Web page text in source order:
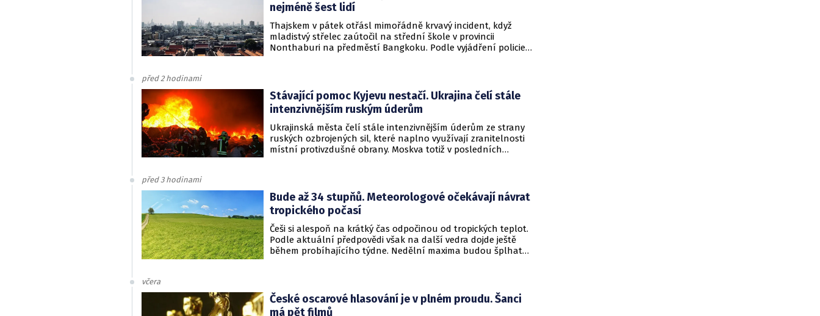
nejméně šest lidí
Thajskem v pátek otřásl mimořádně krvavý incident, když
mladistvý střelec zaútočil na střední škole v provincii
Nonthaburi na předměstí Bangkoku. Podle vyjádření policie
před 2 hodinami
Stávající pomoc Kyjevu nestačí. Ukrajina čelí stále
intenzivnějším ruským úderům
Ukrajinská města čelí stále intenzivnějším úderům ze strany
ruských ozbrojených sil, které naplno využívají zranitelnosti
místní protivzdušné obrany. Moskva totiž v posledních
obyvatelstvu dává jen pramalou šanci se včas ukrýt.
před 3 hodinami
Bude až 34 stupňů. Meteorologové očekávají návrat
tropického počasí
Češi si alespoň na krátký čas odpočinou od tropických teplot.
Podle aktuální předpovědi však na další vedra dojde ještě
během probíhajícího týdne. Nedělní maxima budou šplhat
včera
České oscarové hlasování je v plném proudu. Šanci
má pět filmů